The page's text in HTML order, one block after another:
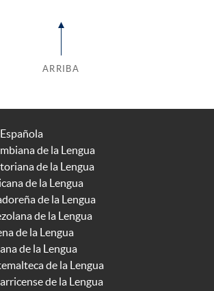
ARRIBA
de la Lengua
de la Lengua
de la Lengua
de la Lengua
de la Lengua
de la Lengua
de la Lengua
de la Lengua
de la Lengua